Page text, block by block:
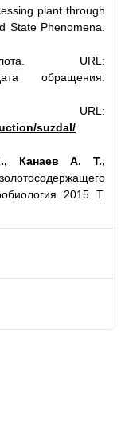
plant through
State Phenomena.
URL:
обращения:
URL:
suzdal/
Канаев А. Т.,
2015. Т.